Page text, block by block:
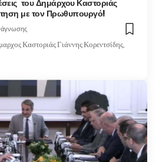
του Δημάρχου Καστοριάς
με τον Πρωθυπουργό!
Καστοριάς Γιάννης Κορεντσίδης,